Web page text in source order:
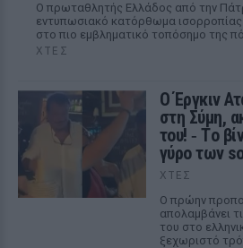
Ο πρωταθλητής Ελλάδος από την
εντυπωσιακό κατόρθωμα ισορροπίας
στο πιο εμβληματικό τοπόσημο της
ΧΤΕΣ
Ο Έργκιν
στη Σύμη,
του! ‑ Tο
γύρο των
ΧΤΕΣ
Ο πρώην
απολαμβάνει
του στο
ξεχωριστό